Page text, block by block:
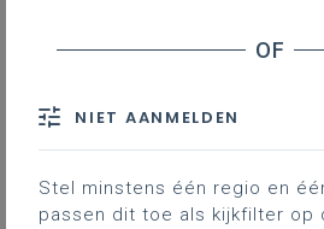
NIET AANMELDEN
Stel minstens één regio en
passen dit toe als kijkfilter op